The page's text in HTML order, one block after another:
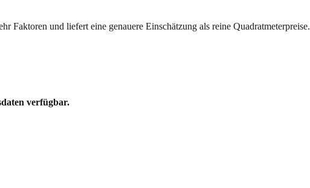
Faktoren und liefert eine genauere Einschätzung als reine Quadratmeterpreise.
verfügbar.